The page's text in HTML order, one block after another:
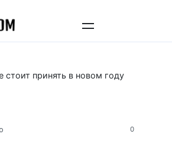
стоит принять в новом году
0